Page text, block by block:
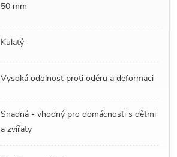
50 mm
Kulatý
Vysoká odolnost proti oděru a deformaci
Snadná - vhodný pro domácnosti s dětmi
a zvířaty